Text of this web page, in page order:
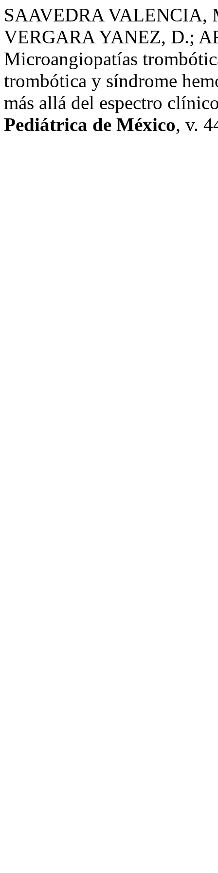
SAAVEDRA VALENCIA,
VERGARA YANEZ, D.;
Microangiopatías
trombótica y síndrome
más allá del espectro
Pediátrica de México, v.